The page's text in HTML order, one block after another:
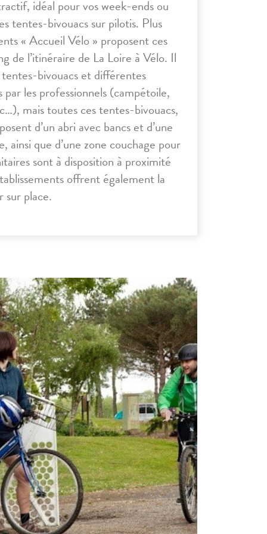
idéal pour vos week-ends ou
tentes-bivouacs sur pilotis. Plus
« Accueil Vélo » proposent ces
de l’itinéraire de La Loire à Vélo. Il
bivouacs et différentes
les professionnels (campétoile,
mais toutes ces tentes-bivouacs,
d’un abri avec bancs et d’une
ainsi que d’une zone couchage pour
sont à disposition à proximité
offrent également la
sur place.